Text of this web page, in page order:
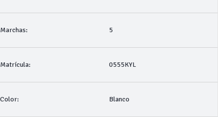
Marchas: 5
Matrícula: 0555KYL
Color: Blanco